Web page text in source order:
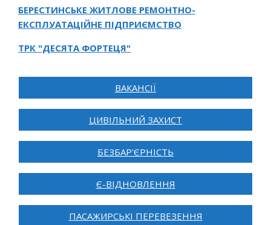
БЕРЕСТИНСЬКЕ ЖИТЛОВЕ РЕМОНТНО-
ЕКСПЛУАТАЦІЙНЕ ПІДПРИЄМСТВО
ТРК "ДЕСЯТА ФОРТЕЦЯ"
ВАКАНСІЇ
ЦИВІЛЬНИЙ ЗАХИСТ
БЕЗБАР'ЄРНІСТЬ
Є-ВІДНОВЛЕННЯ
ПАСАЖИРСЬКІ ПЕРЕВЕЗЕННЯ